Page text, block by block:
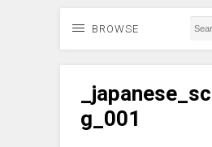
BROWSE
g_001